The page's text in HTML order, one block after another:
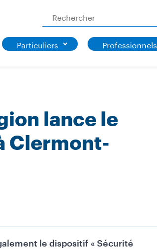
Rechercher
Particuliers Professionnels
lance le
Clermont-
le dispositif « Sécurité